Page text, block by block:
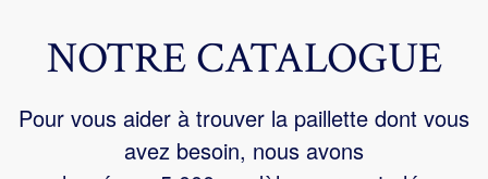
NOTRE CATALOGUE
Pour vous aider à trouver la paillette dont vous
avez besoin, nous avons